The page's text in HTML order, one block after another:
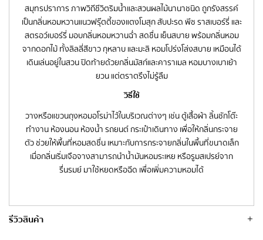
สมุทรปราการ ภาพวิถีชีวิตริมน้ำและสวนผลไม้นานาชนิด ถูกรังสรรค์
เป็นกลิ่นหอมหวานแนวฟรุ๊ตตี้ของแตงโมสุก สับปะรด พีช ราสเบอร์รี่ และ
สตรอว์เบอร์รี่ มอบกลิ่นหอมหวานฉ่ำ สดชื่น เย็นสบาย พร้อมกลิ่นหอม
จากดอกไม้ ทั้งลิลลี่สีขาว กุหลาบ และมะลิ หอมโปร่งโล่งสบาย เหมือนได้
เดินเล่นอยู่ในสวน ปิดท้ายด้วยกลิ่นมัสก์และคาราเมล หอมบางเบาเย้า
ยวน แต่ตราตรึงไม่รู้ลืม
วิธีใช้
วางหรือแขวนถุงหอมอโรม่าไว้ในบริเวณต่างๆ เช่น ตู้เสื้อผ้า ลิ้นชักโต๊ะ
ทำงาน ห้องนอน ห้องน้ำ รถยนต์ กระเป๋าเดินทาง เพื่อให้กลิ่นกระจาย
ตัว ช่วยให้พื้นที่หอมสดชื่น เหมาะกับการกระจายกลิ่นในพื้นที่ขนาดเล็ก
เมื่อกลิ่นเริ่มเจือจางสามารถนำน้ำมันหอมระเหย หรือรูมสเปรย์จาก
รื่นรมย์ มาใช้หยดหรือฉีด เพื่อเพิ่มความหอมได้
รีวิวสินค้า